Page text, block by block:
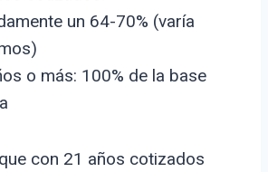
un 64-70% (varía
o más: 100% de la base
con 21 años cotizados